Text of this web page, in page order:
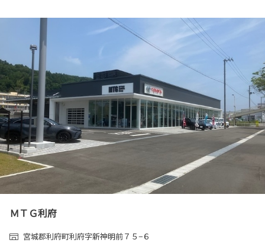
ＭＴＧ利府
宮城郡利府町利府字新神明前７５−６